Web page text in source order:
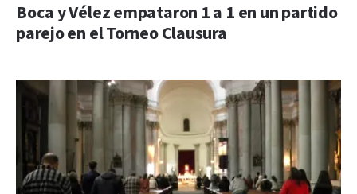
Boca y Vélez empataron 1 a 1 en un partido
parejo en el Torneo Clausura